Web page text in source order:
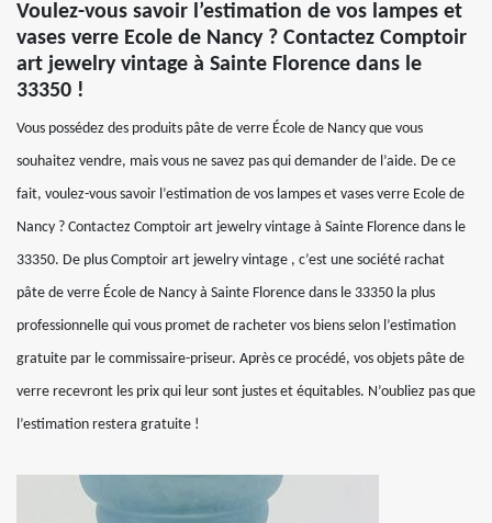
Voulez-vous savoir l’estimation de vos lampes et
vases verre Ecole de Nancy ? Contactez Comptoir
art jewelry vintage à Sainte Florence dans le
33350 !
Vous possédez des produits pâte de verre École de Nancy que vous
souhaitez vendre, mais vous ne savez pas qui demander de l’aide. De ce
fait, voulez-vous savoir l’estimation de vos lampes et vases verre Ecole de
Nancy ? Contactez Comptoir art jewelry vintage à Sainte Florence dans le
33350. De plus Comptoir art jewelry vintage , c’est une société rachat
pâte de verre École de Nancy à Sainte Florence dans le 33350 la plus
professionnelle qui vous promet de racheter vos biens selon l’estimation
gratuite par le commissaire-priseur. Après ce procédé, vos objets pâte de
verre recevront les prix qui leur sont justes et équitables. N’oubliez pas que
l’estimation restera gratuite !